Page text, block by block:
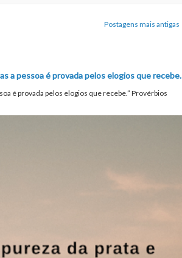
Postagens mais antigas
a pessoa é provada pelos elogios que recebe.
é provada pelos elogios que recebe.” Provérbios